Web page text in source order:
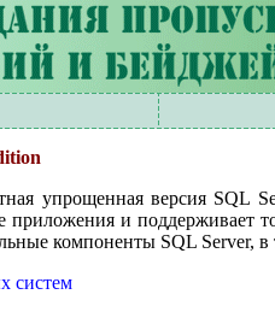
упрощенная версия SQL
и поддерживает
компоненты SQL Server,
систем